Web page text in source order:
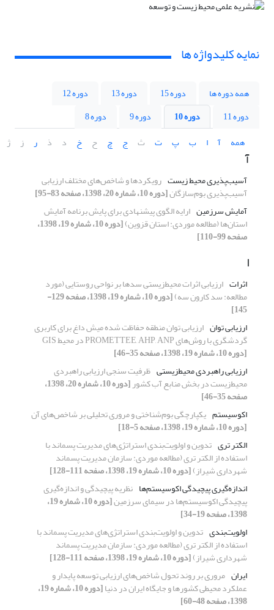
نمایه کلیدواژه ها
همه دوره ها دوره 15 دوره 13
دوره 12
دوره 11
دوره 10 دوره 9
دوره 8
همه
آ ا ب پ ت ث ج چ ح خ د ذ ر ز ژ
آ
آسیب‌پذیری محیط زیست رویکردها و شاخص‌های مختلف ارزیابی
آسیب‌پذیری بوم‌سازگان[دوره 10، شماره 20، 1398، صفحه 83-95]
آمایش سرزمین ارایه الگوی پیشنهادی برای پایش برنامه آمایش
استان‌ها (مطالعه موردی: استان قزوین) [دوره 10، شماره 19، 1398،
صفحه 99-110]
ا
اثرات ارزیابی اثرات ‌محیط‌زیستی سدها بر نواحی روستایی (مورد
مطالعه: سد کارون سه) [دوره 10، شماره 19، 1398، صفحه 129-
145]
ارزیابی توان‌ ارزیابی توان منطقه حفاظت شده میش داغ برای کاربری
گردشگری با روش‌های PROMETTEE, AHP, ANP در محیط GIS
[دوره 10، شماره 19، 1398، صفحه 35-46]
ارزیابی راهبردی محیط‌زیستی ظرفیت سنجی ارزیابی راهبردی
محیط‌زیست در بخش منابع آب کشور [دوره 10، شماره 20، 1398،
صفحه 35-46]
اکوسیستم یکپارچگی بوم‌‌شناختی و مروری تحلیلی بر شاخص‌‌های آن
[دوره 10، شماره 19، 1398، صفحه 5-18]
الکتر تری تدوین و اولویت‌‌بندی استراتژی‌‌های مدیریت پسماند با
استفاده از الکتر تری (مطالعه موردی: سازمان مدیریت پسماند
شهرداری شیراز)[دوره 10، شماره 19، 1398، صفحه 111-128]
اندازه‌‌گیری پیچیدگی اکوسیستم‌‌ها نظریه پیچیدگی و اندازه‌‌گیری
پیچیدگی اکوسیستم‌‌ها در سیمای سرزمین [دوره 10، شماره 19،
1398، صفحه 19-34]
اولویت‌‌بندی تدوین و اولویت‌‌بندی استراتژی‌‌های مدیریت پسماند با
استفاده از الکتر تری (مطالعه موردی: سازمان مدیریت پسماند
شهرداری شیراز)[دوره 10، شماره 19، 1398، صفحه 111-128]
ایران مروری بر روند تحول شاخص‌های ارزیابی توسعه پایدار و
عملکرد محیطی کشورها و جایگاه ایران در دنیا [دوره 10، شماره 19،
1398، صفحه 48-60]